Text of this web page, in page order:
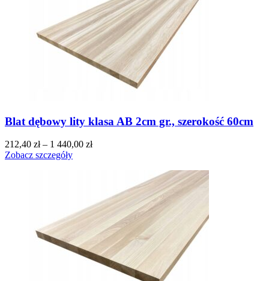
Blat dębowy lity klasa AB 2cm gr., szerokość 60cm
212,40 zł– 1 440,00 zł
Zobacz szczegóły